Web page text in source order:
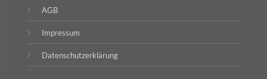
AGB
Impressum
Datenschutzerklärung